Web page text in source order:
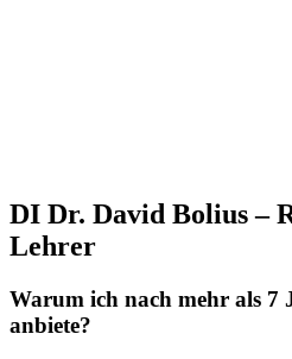
DI Dr. David Bolius –
Lehrer
Warum ich nach mehr als 7
anbiete?